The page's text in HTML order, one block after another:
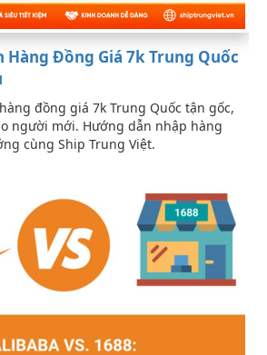
Hàng Đồng Giá 7k Trung Quốc
đồng giá 7k Trung Quốc tận gốc,
người mới. Hướng dẫn nhập hàng
cùng Ship Trung Việt.